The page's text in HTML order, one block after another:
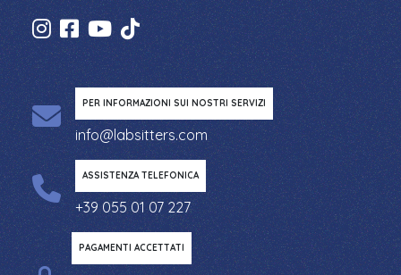
PER INFORMAZIONI SUI NOSTRI SERVIZI
info@labsitters.com
ASSISTENZA TELEFONICA
+39 055 01 07 227
PAGAMENTI ACCETTATI